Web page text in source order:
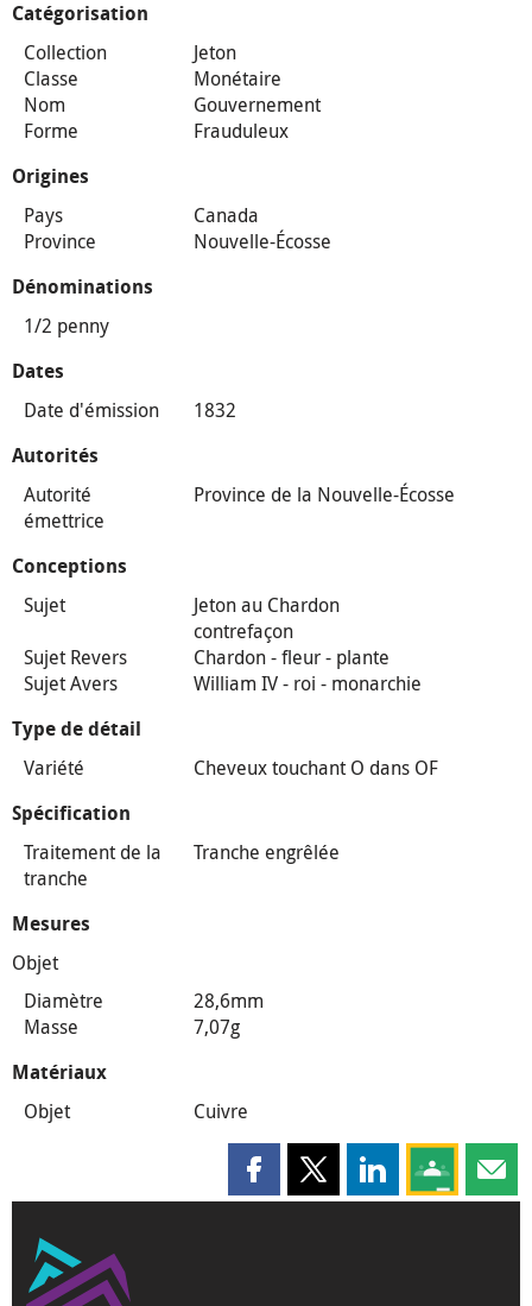
Catégorisation
Collection
Jeton
Classe
Monétaire
Nom
Gouvernement
Forme
Frauduleux
Origines
Pays
Canada
Province
Nouvelle-Écosse
Dénominations
1/2 penny
Dates
Date d'émission 1832
Autorités
Autorité
émettrice
Province de la Nouvelle-Écosse
Conceptions
Sujet
Jeton au Chardon
contrefaçon
Sujet Revers
Chardon - fleur - plante
Sujet Avers
William IV - roi - monarchie
Type de détail
Variété Cheveux touchant O dans OF
Spécification
Traitement de la
tranche
Tranche engrêlée
Mesures
Objet
Diamètre
28,6mm
Masse
7,07g
Matériaux
Objet Cuivre
Partager cette page sur
Partager cette page sur X
Partager cette
Partagez